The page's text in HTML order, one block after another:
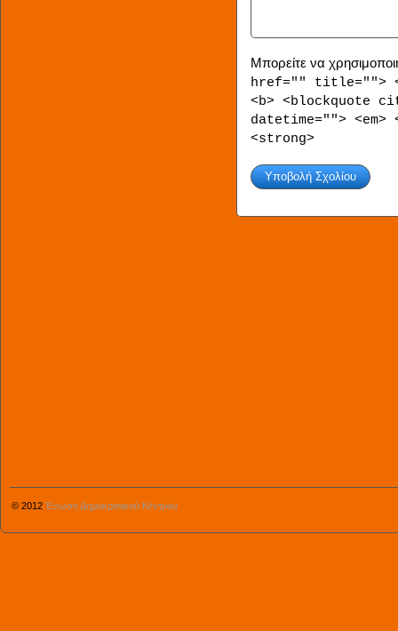
Μπορείτε να
href="" title="">
<b> <blockquote
datetime="">
<strong>
© 2012 Ένωση Δημοκρατικού Κέντρου